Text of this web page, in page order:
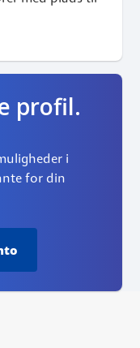
profil.
i
for din